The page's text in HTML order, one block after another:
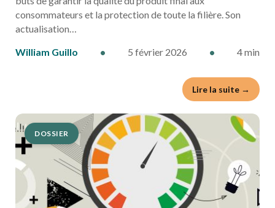
consommateurs et la protection de toute la filière. Son
actualisation…
William Guillo
• 5 février 2026 • 4 min
Lire la suite →
DOSSIER